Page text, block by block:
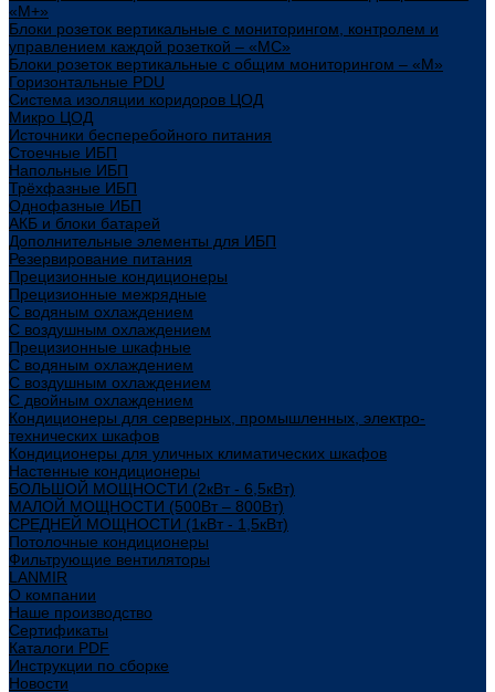
«М+»
Блоки розеток вертикальные с мониторингом, контролем и
управлением каждой розеткой – «МС»
Блоки розеток вертикальные с общим мониторингом – «М»
Горизонтальные PDU
Система изоляции коридоров ЦОД
Микро ЦОД
Источники бесперебойного питания
Стоечные ИБП
Напольные ИБП
Трёхфазные ИБП
Однофазные ИБП
АКБ и блоки батарей
Дополнительные элементы для ИБП
Резервирование питания
Прецизионные кондиционеры
Прецизионные межрядные
С водяным охлаждением
С воздушным охлаждением
Прецизионные шкафные
С водяным охлаждением
С воздушным охлаждением
С двойным охлаждением
Кондиционеры для серверных, промышленных, электро-
технических шкафов
Кондиционеры для уличных климатических шкафов
Настенные кондиционеры
БОЛЬШОЙ МОЩНОСТИ (2кВт - 6,5кВт)
МАЛОЙ МОЩНОСТИ (500Вт – 800Вт)
СРЕДНЕЙ МОЩНОСТИ (1кВт - 1,5кВт)
Потолочные кондиционеры
Фильтрующие вентиляторы
LANMIR
О компании
Наше производство
Сертификаты
Каталоги PDF
Инструкции по сборке
Новости